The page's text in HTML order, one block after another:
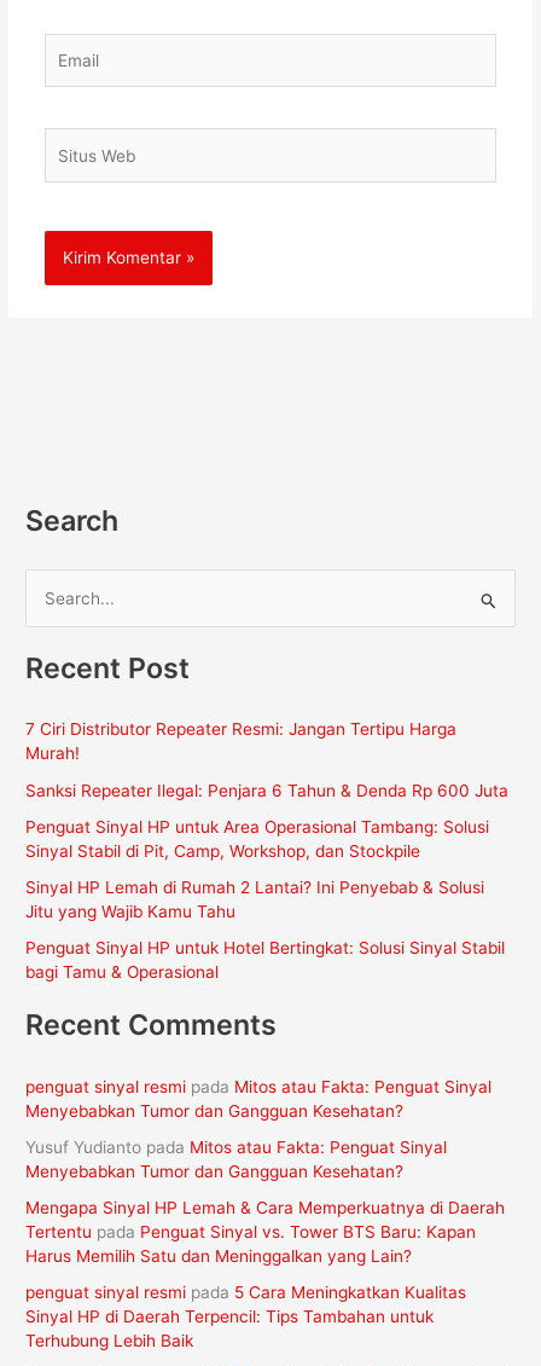
Web
Search
r
u
t
u
k
:
Recent Post
7 Ciri Distributor Repeater Resmi: Jangan Tertipu Harga
Murah!
Sanksi Repeater Ilegal: Penjara 6 Tahun & Denda Rp 600 Juta
Penguat Sinyal HP untuk Area Operasional Tambang: Solusi
Sinyal Stabil di Pit, Camp, Workshop, dan Stockpile
Sinyal HP Lemah di Rumah 2 Lantai? Ini Penyebab & Solusi
Jitu yang Wajib Kamu Tahu
Penguat Sinyal HP untuk Hotel Bertingkat: Solusi Sinyal Stabil
bagi Tamu & Operasional
Recent Comments
penguat sinyal resmi pada Mitos atau Fakta: Penguat Sinyal
Menyebabkan Tumor dan Gangguan Kesehatan?
Yusuf Yudianto pada Mitos atau Fakta: Penguat Sinyal
Menyebabkan Tumor dan Gangguan Kesehatan?
Mengapa Sinyal HP Lemah & Cara Memperkuatnya di Daerah
Tertentu pada Penguat Sinyal vs. Tower BTS Baru: Kapan
Harus Memilih Satu dan Meninggalkan yang Lain?
penguat sinyal resmi pada 5 Cara Meningkatkan Kualitas
Sinyal HP di Daerah Terpencil: Tips Tambahan untuk
Terhubung Lebih Baik